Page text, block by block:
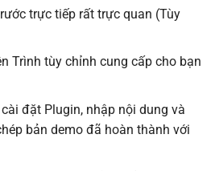
trực tiếp rất trực quan (Tùy
Trình tùy chỉnh cung cấp cho bạn
đặt Plugin, nhập nội dung và
bản demo đã hoàn thành với